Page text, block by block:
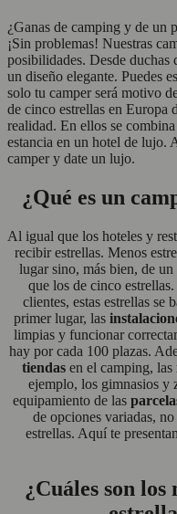
¿Ganas de camping y de un
¡Sin problemas! Nuestras
posibilidades. Desde duchas
un diseño elegante. Puedes
solo tu camper será motivo
de cinco estrellas en Europa
realidad. En ellos se
estancia en un hotel de lujo.
camper y date un lujo.
¿Qué es un
Al igual que los hoteles y
recibir estrellas. Menos
lugar sino, más bien, de
que los de cinco
clientes, estas estrellas se
primer lugar, las
limpias y funcionar
hay por cada 100 plazas.
tiendas en el camping, las
ejemplo, los gimnasios y
equipamiento de las
de opciones variadas,
estrellas. Aquí te
¿Cuáles son